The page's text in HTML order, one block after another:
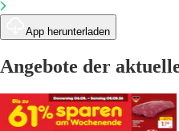
App herunterladen
Angebote der